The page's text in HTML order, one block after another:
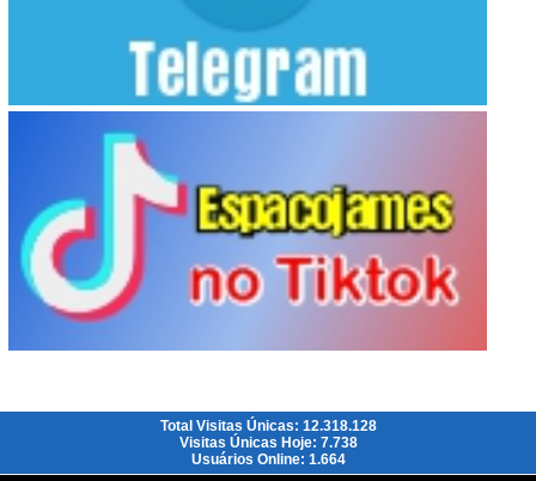
Total Visitas Únicas: 12.318.128
Visitas Únicas Hoje: 7.738
Usuários Online: 1.664